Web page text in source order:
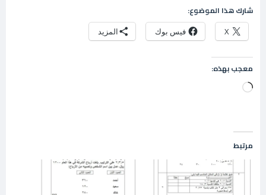
شارك هذا الموضوع:
X فيس بوك المزيد
معجب بهذه:
جاري
مرتبط